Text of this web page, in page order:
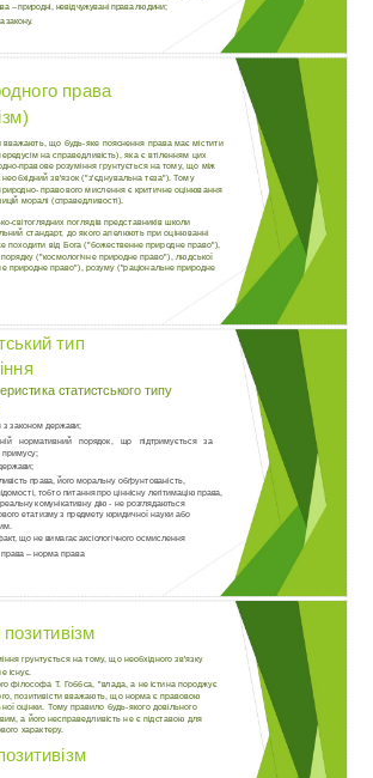
– природні, невідчужувані права людини;
закону.
права
вважають, що будь-яке пояснення права має містити
на справедливість), яка є втіленням цих
правове розуміння грунтується на тому, що між
зв'язок ("з'єднувальна теза"). Тому
правового мислення є критичне оцінювання
моралі (справедливості).
світоглядних поглядів представників школи
стандарт, до якого апелюють при оцінюванні
походити від Бога ("божественне природне право"),
порядку ("космологічне природне право"), людської
природне право"), розуму ("раціональне природне
тип
статистського типу
з законом держави;
нормативний порядок, що підтримується за
примусу;
права, його моральну обґрунтованість,
тобто питання про ціннісну легітимацію права,
комунікативну дію - не розглядаються
етатизму з предмету юридичної науки або
що не вимагає аксіологічного осмислення
– норма права
грунтується на тому, що необхідного зв'язку
існує.
філософа Т. Гоббса, "влада, а не істина породжує
позитивісти вважають, що норма є правовою
оцінки. Тому правило будь-якого довільного
а його несправедливість не є підставою для
характеру.